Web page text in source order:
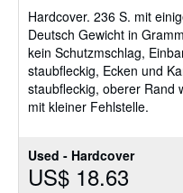
Used - Hardcover
US$ 18.63
out
of
5
stars
Hardcover. 236 S. mit
Deutsch Gewicht in
kein Schutzmschlag,
staubfleckig, Ecken und
staubfleckig, oberer Rand
mit kleiner Fehlstelle.